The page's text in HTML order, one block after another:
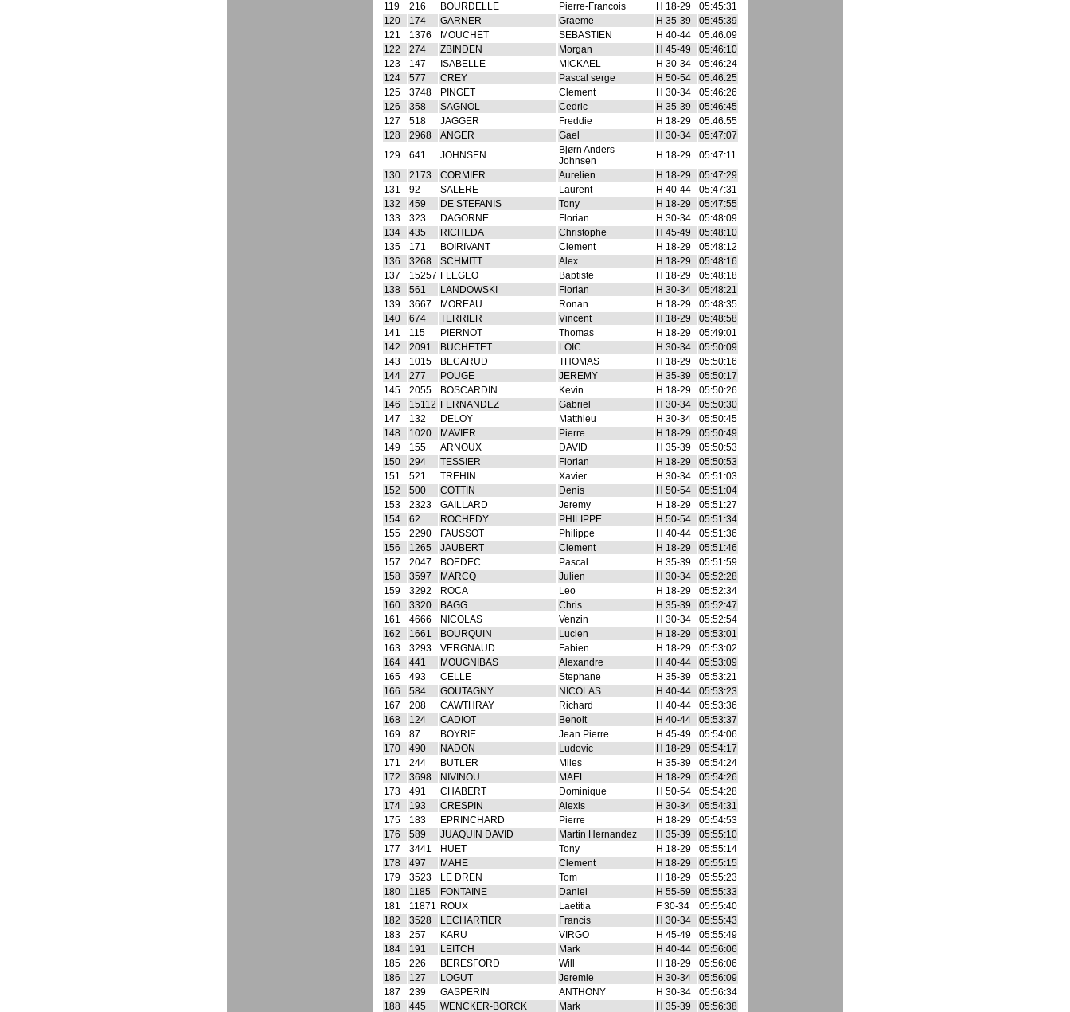
119
216 BOURDELLE Pierre-Francois H 18-29
05:45:31
120
174 GARNER Graeme H 35-39
05:45:39
121
1376 MOUCHET SEBASTIEN H 40-44
05:46:09
122
274 ZBINDEN Morgan H 45-49
05:46:10
123
147 ISABELLE MICKAEL H 30-34
05:46:24
124
577 CREY Pascal serge H 50-54
05:46:25
125
3748 PINGET Clement H 30-34
05:46:26
126
358 SAGNOL Cedric H 35-39
05:46:45
127
518 JAGGER Freddie H 18-29
05:46:55
128
2968 ANGER Gael H 30-34
05:47:07
129
641 JOHNSEN
Bjørn Anders
Johnsen
H 18-29
05:47:11
130
2173 CORMIER Aurelien H 18-29
05:47:29
131
92 SALERE Laurent H 40-44
05:47:31
132
459 DE STEFANIS Tony H 18-29
05:47:55
133
323 DAGORNE Florian H 30-34
05:48:09
134
435 RICHEDA Christophe H 45-49
05:48:10
135
171 BOIRIVANT Clement H 18-29
05:48:12
136
3268 SCHMITT Alex H 18-29
05:48:16
137
15257 FLEGEO Baptiste H 18-29
05:48:18
138
561 LANDOWSKI Florian H 30-34
05:48:21
139
3667 MOREAU Ronan H 18-29
05:48:35
140
674 TERRIER Vincent H 18-29
05:48:58
141
115 PIERNOT Thomas H 18-29
05:49:01
142
2091 BUCHETET LOIC H 30-34
05:50:09
143
1015 BECARUD THOMAS H 18-29
05:50:16
144
277 POUGE JEREMY H 35-39
05:50:17
145
2055 BOSCARDIN Kevin H 18-29
05:50:26
146
15112 FERNANDEZ Gabriel H 30-34
05:50:30
147
132 DELOY Matthieu H 30-34
05:50:45
148
1020 MAVIER Pierre H 18-29
05:50:49
149
155 ARNOUX DAVID H 35-39
05:50:53
150
294 TESSIER Florian H 18-29
05:50:53
151
521 TREHIN Xavier H 30-34
05:51:03
152
500 COTTIN Denis H 50-54
05:51:04
153
2323 GAILLARD Jeremy H 18-29
05:51:27
154
62 ROCHEDY PHILIPPE H 50-54
05:51:34
155
2290 FAUSSOT Philippe H 40-44
05:51:36
156
1265 JAUBERT Clement H 18-29
05:51:46
157
2047 BOEDEC Pascal H 35-39
05:51:59
158
3597 MARCQ Julien H 30-34
05:52:28
159
3292 ROCA Leo H 18-29
05:52:34
160
3320 BAGG Chris H 35-39
05:52:47
161
4666 NICOLAS Venzin H 30-34
05:52:54
162
1661 BOURQUIN Lucien H 18-29
05:53:01
163
3293 VERGNAUD Fabien H 18-29
05:53:02
164
441 MOUGNIBAS Alexandre H 40-44
05:53:09
165
493 CELLE Stephane H 35-39
05:53:21
166
584 GOUTAGNY NICOLAS H 40-44
05:53:23
167
208 CAWTHRAY Richard H 40-44
05:53:36
168
124 CADIOT Benoit H 40-44
05:53:37
169
87 BOYRIE Jean Pierre H 45-49
05:54:06
170
490 NADON Ludovic H 18-29
05:54:17
171
244 BUTLER Miles H 35-39
05:54:24
172
3698 NIVINOU MAEL H 18-29
05:54:26
173
491 CHABERT Dominique H 50-54
05:54:28
174
193 CRESPIN Alexis H 30-34
05:54:31
175
183 EPRINCHARD Pierre H 18-29
05:54:53
176
589 JUAQUIN DAVID Martin Hernandez H 35-39
05:55:10
177
3441 HUET Tony H 18-29
05:55:14
178
497 MAHE Clement H 18-29
05:55:15
179
3523 LE DREN Tom H 18-29
05:55:23
180
1185 FONTAINE Daniel H 55-59
05:55:33
181
11871 ROUX Laetitia F 30-34
05:55:40
182
3528 LECHARTIER Francis H 30-34
05:55:43
183
257 KARU VIRGO H 45-49
05:55:49
184
191 LEITCH Mark H 40-44
05:56:06
185
226 BERESFORD Will H 18-29
05:56:06
186
127 LOGUT Jeremie H 30-34
05:56:09
187
239 GASPERIN ANTHONY H 30-34
05:56:34
188
445 WENCKER-BORCK Mark H 35-39 05:56:38